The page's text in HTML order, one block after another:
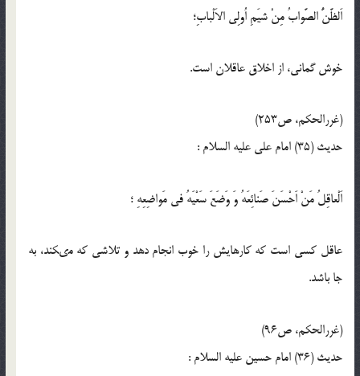
اَلظَّنُّ الصَّوابُ مِنْ شيَمِ اُولِى الاَلْبابِ؛
خوش گمانى، از اخلاق عاقلان است.
(غررالحكم، ص253)
حدیث (35) امام على عليه ‏السلام :
اَلْعاقِلُ مَنْ اَحْسَنَ صَنائِعَهُ وَ وَضَعَ سَعْيَهُ فى مَواضِعِهِ ؛
عاقل كسى است كه كارهايش را خوب انجام دهد و تلاشى كه مى‏كند، به
جا باشد.
(غررالحكم، ص96)
حدیث (36) امام حسين عليه ‏السلام :